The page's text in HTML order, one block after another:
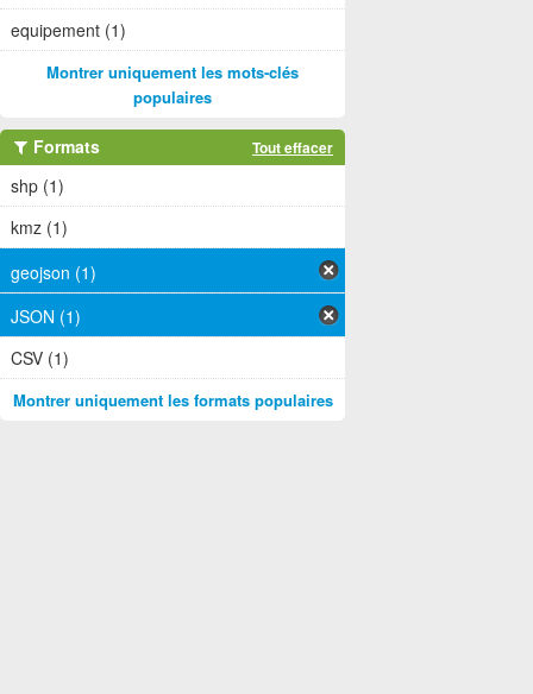
equipement (1)
Montrer uniquement les mots-clés
populaires
Formats Tout effacer
shp (1)
kmz (1)
geojson (1)
JSON (1)
CSV (1)
Montrer uniquement les formats populaires